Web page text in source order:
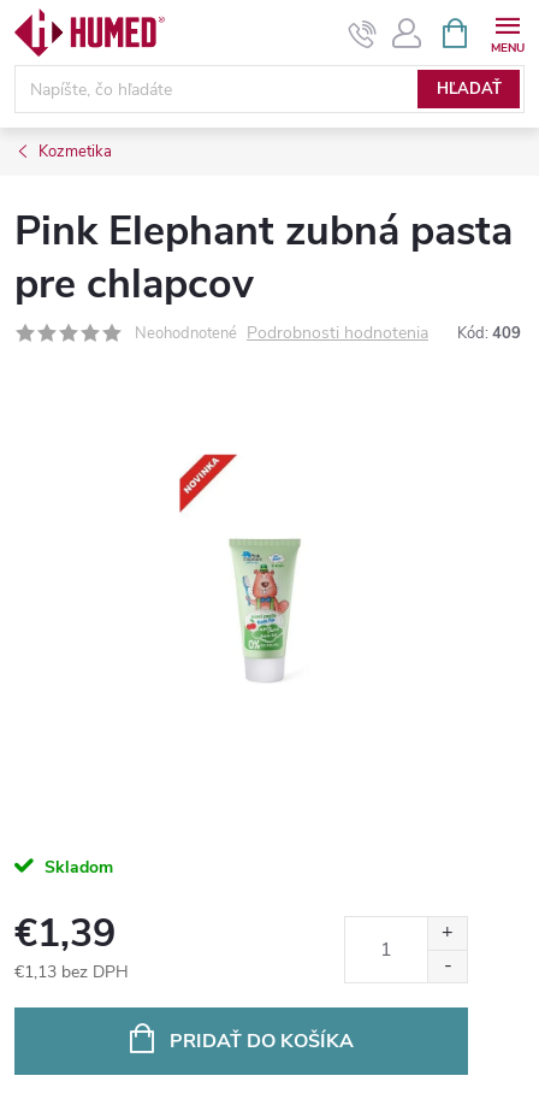
Prejsť
obsah
HĽADAŤ
KOŠÍK
Kozmetika
Pink Elephant zubná pasta
pre chlapcov
Neohodnotené Podrobnosti hodnotenia Kód: 409
Skladom
€1,39
€1,13 bez DPH
PRIDAŤ DO KOŠÍKA